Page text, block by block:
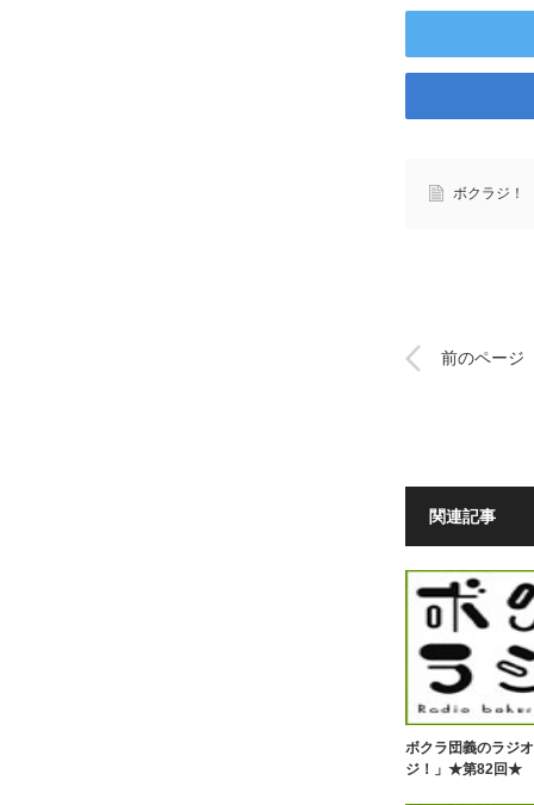
ボクラジ！
前のページ
関連記事
ボクラ団義のラジ
ジ！」★第82回★